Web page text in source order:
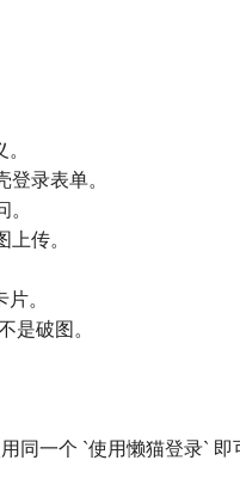
录表单。
传。
。
是破图。
同一个 `使用懒猫登录` 即